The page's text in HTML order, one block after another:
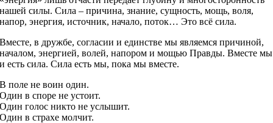
нашей силы. Сила – причина, знание, сущность, мощь, воля,
напор, энергия, источник, начало, поток… Это всё сила.
Вместе, в дружбе, согласии и единстве мы являемся причиной,
началом, энергией, волей, напором и мощью Правды. Вместе мы
и есть сила. Сила есть мы, пока мы вместе.
В поле не воин один.
Один в споре не устоит.
Один голос никто не услышит.
Один в страхе молчит.